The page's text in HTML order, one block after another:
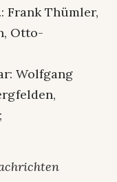
Frank Thümler,
Otto-
Wolfgang